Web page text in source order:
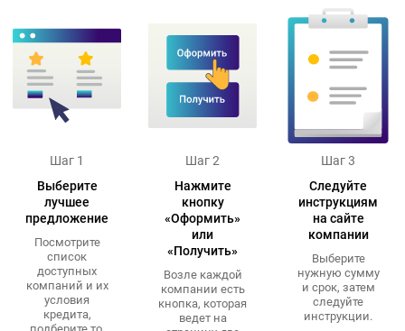
Шаг 1
Выберите
лучшее
предложение
Посмотрите
список
доступных
компаний и их
условия
кредита,
Шаг 2
Нажмите
кнопку
«Оформить»
или
«Получить»
Возле каждой
компании есть
кнопка, которая
ведет на
Шаг 3
Следуйте
инструкциям
на сайте
компании
Выберите
нужную сумму
и срок, затем
следуйте
инструкции.